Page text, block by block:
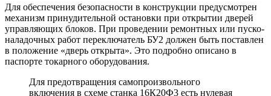
Для обеспечения безопасности в конструкции предусмотрен
механизм принудительной остановки при открытии дверей
управляющих блоков. При проведении ремонтных или пуско-
наладочных работ переключатель БУ2 должен быть поставлен
в положение «дверь открыта». Это подробно описано в
паспорте токарного оборудования.
Для предотвращения самопроизвольного
включения в схеме станка 16К20Ф3 есть нулевая